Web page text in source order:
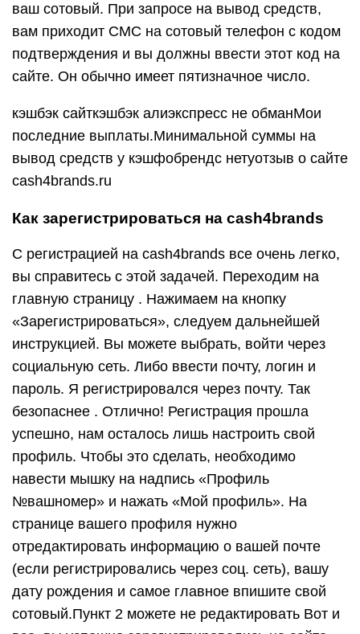
ваш сотовый. При запросе на вывод средств,
вам приходит СМС на сотовый телефон с кодом
подтверждения и вы должны ввести этот код на
сайте. Он обычно имеет пятизначное число.
кэшбэк сайткэшбэк алиэкспресс не обманМои
последние выплаты.Минимальной суммы на
вывод средств у кэшфобрендс нетуотзыв о сайте
cash4brands.ru
Как зарегистрироваться на cash4brands
С регистрацией на cash4brands все очень легко,
вы справитесь с этой задачей. Переходим на
главную страницу . Нажимаем на кнопку
«Зарегистрироваться», следуем дальнейшей
инструкцией. Вы можете выбрать, войти через
социальную сеть. Либо ввести почту, логин и
пароль. Я регистрировался через почту. Так
безопаснее . Отлично! Регистрация прошла
успешно, нам осталось лишь настроить свой
профиль. Чтобы это сделать, необходимо
навести мышку на надпись «Профиль
№вашномер» и нажать «Мой профиль». На
странице вашего профиля нужно
отредактировать информацию о вашей почте
(если регистрировались через соц. сеть), вашу
дату рождения и самое главное впишите свой
сотовый.Пункт 2 можете не редактировать Вот и